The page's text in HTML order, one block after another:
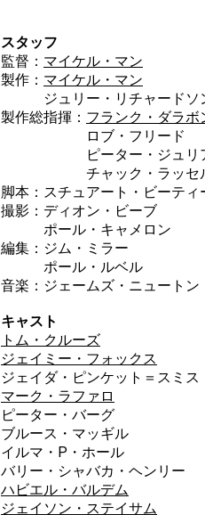
スタッフ
監督： マイケル・マン
製作： マイケル・マン
ジュリー・リチャードソ
製作総指揮： フランク・ダラボ
ロブ・フリード
ピーター・ジュリア
チャック・ラッセ
脚本：スチュアート・ビーティ
撮影：ディオン・ビーブ
ポール・キャメロン
編集：ジム・ミラー
ポール・ルベル
音楽：ジェームズ・ニュートン
キャスト
トム・クルーズ
ジェイミー・フォックス
ジェイダ・ピンケット＝スミス
マーク・ラファロ
ピーター・バーグ
ブルース・マッギル
イルマ・P・ホール
バリー・シャバカ・ヘンリー
ハビエル・バルデム
ジェイソン・ステイサム